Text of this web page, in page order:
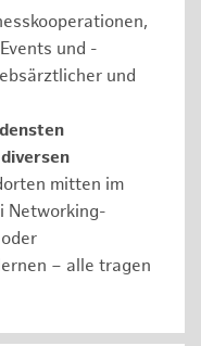
und -
und
mitten im
Networking-
– alle tragen